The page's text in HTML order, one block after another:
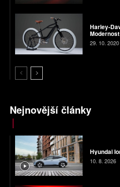
Harley-
29. 10. 2020
Nejnovější články
Hyundai
10. 8. 2026